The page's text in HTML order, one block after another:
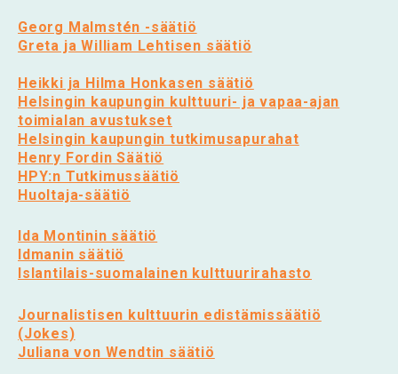
Georg Malmstén -säätiö
Greta ja William Lehtisen säätiö
Heikki ja Hilma Honkasen säätiö
Helsingin kaupungin kulttuuri- ja vapaa-ajan
toimialan avustukset
Helsingin kaupungin tutkimusapurahat
Henry Fordin Säätiö
HPY:n Tutkimussäätiö
Huoltaja-säätiö
Ida Montinin säätiö
Idmanin säätiö
Islantilais-suomalainen kulttuurirahasto
Journalistisen kulttuurin edistämissäätiö
(Jokes)
Juliana von Wendtin säätiö